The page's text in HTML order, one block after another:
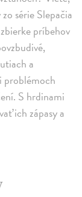
série Slepačia
príbehov
a
problémoch
S hrdinami
ich zápasy a